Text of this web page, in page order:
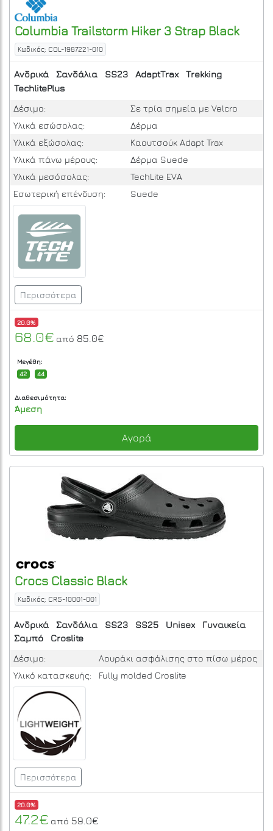
Columbia Trailstorm Hiker 3 Strap Black
Κωδικός: COL-1987221-010
Ανδρικά Σανδάλια SS23 AdaptTrax
Trekking
TechlitePlus
Δέσιμο:
Σε τρία σημεία με Velcro
Υλικά εσώσολας:
Δέρμα
Υλικά εξώσολας:
Καουτσούκ Adapt Trax
Υλικά πάνω μέρους:
Δέρμα Suede
Υλικά μεσόσολας:
TechLite EVA
Εσωτερική επένδυση:
Suede
Περισσότερα
20.0%
68.0€ από 85.0€
Μεγέθη:
42
44
Διαθεσιμότητα:
Άμεση
Αγορά
Crocs Classic Black
Κωδικός: CRS-10001-001
Ανδρικά Σανδάλια SS23 SS25 Unisex
Γυναικεία
Σαμπό
Croslite
Δέσιμο:
Λουράκι ασφάλισης στο πίσω μέρος
Υλικό κατασκευής:
Fully molded Croslite
Περισσότερα
20.0%
47.2€ από 59.0€